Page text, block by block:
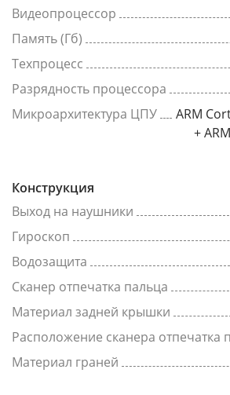
Видеопроцессор
Память (Гб)
Техпроцесс
Разрядность процессора
Микроархитектура ЦПУ
ARM
+
Конструкция
Выход на наушники
Гироскоп
Водозащита
Сканер отпечатка пальца
Материал задней крышки
Расположение сканера отпечатка
Материал граней